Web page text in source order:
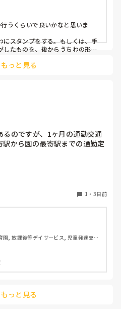
うくらいで良いかなと思いま
にスタンプをする。もしくは、手
たものを、後からうちわの形に
をたくさん行っています。
内に興味津々です！
っと見る
のですが、1ヶ月の通勤交通
から園の最寄駅までの通勤定
ます
なので、この時点で応募を迷
どうしますか？
1 ・ 3日前
, 放課後等デイサービス, 児童発達支援
っと見る